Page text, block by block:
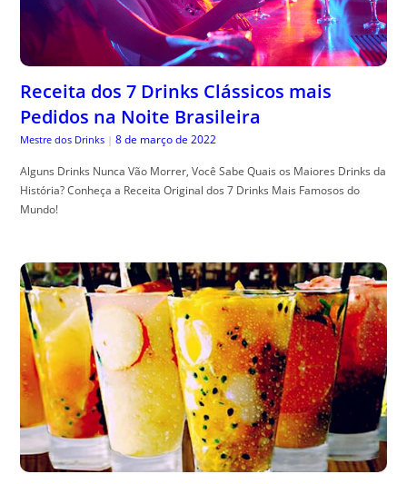
Receita dos 7 Drinks Clássicos mais
Pedidos na Noite Brasileira
Mestre dos Drinks | 8 de março de 2022
Alguns Drinks Nunca Vão Morrer, Você Sabe Quais os Maiores Drinks da
História? Conheça a Receita Original dos 7 Drinks Mais Famosos do
Mundo!